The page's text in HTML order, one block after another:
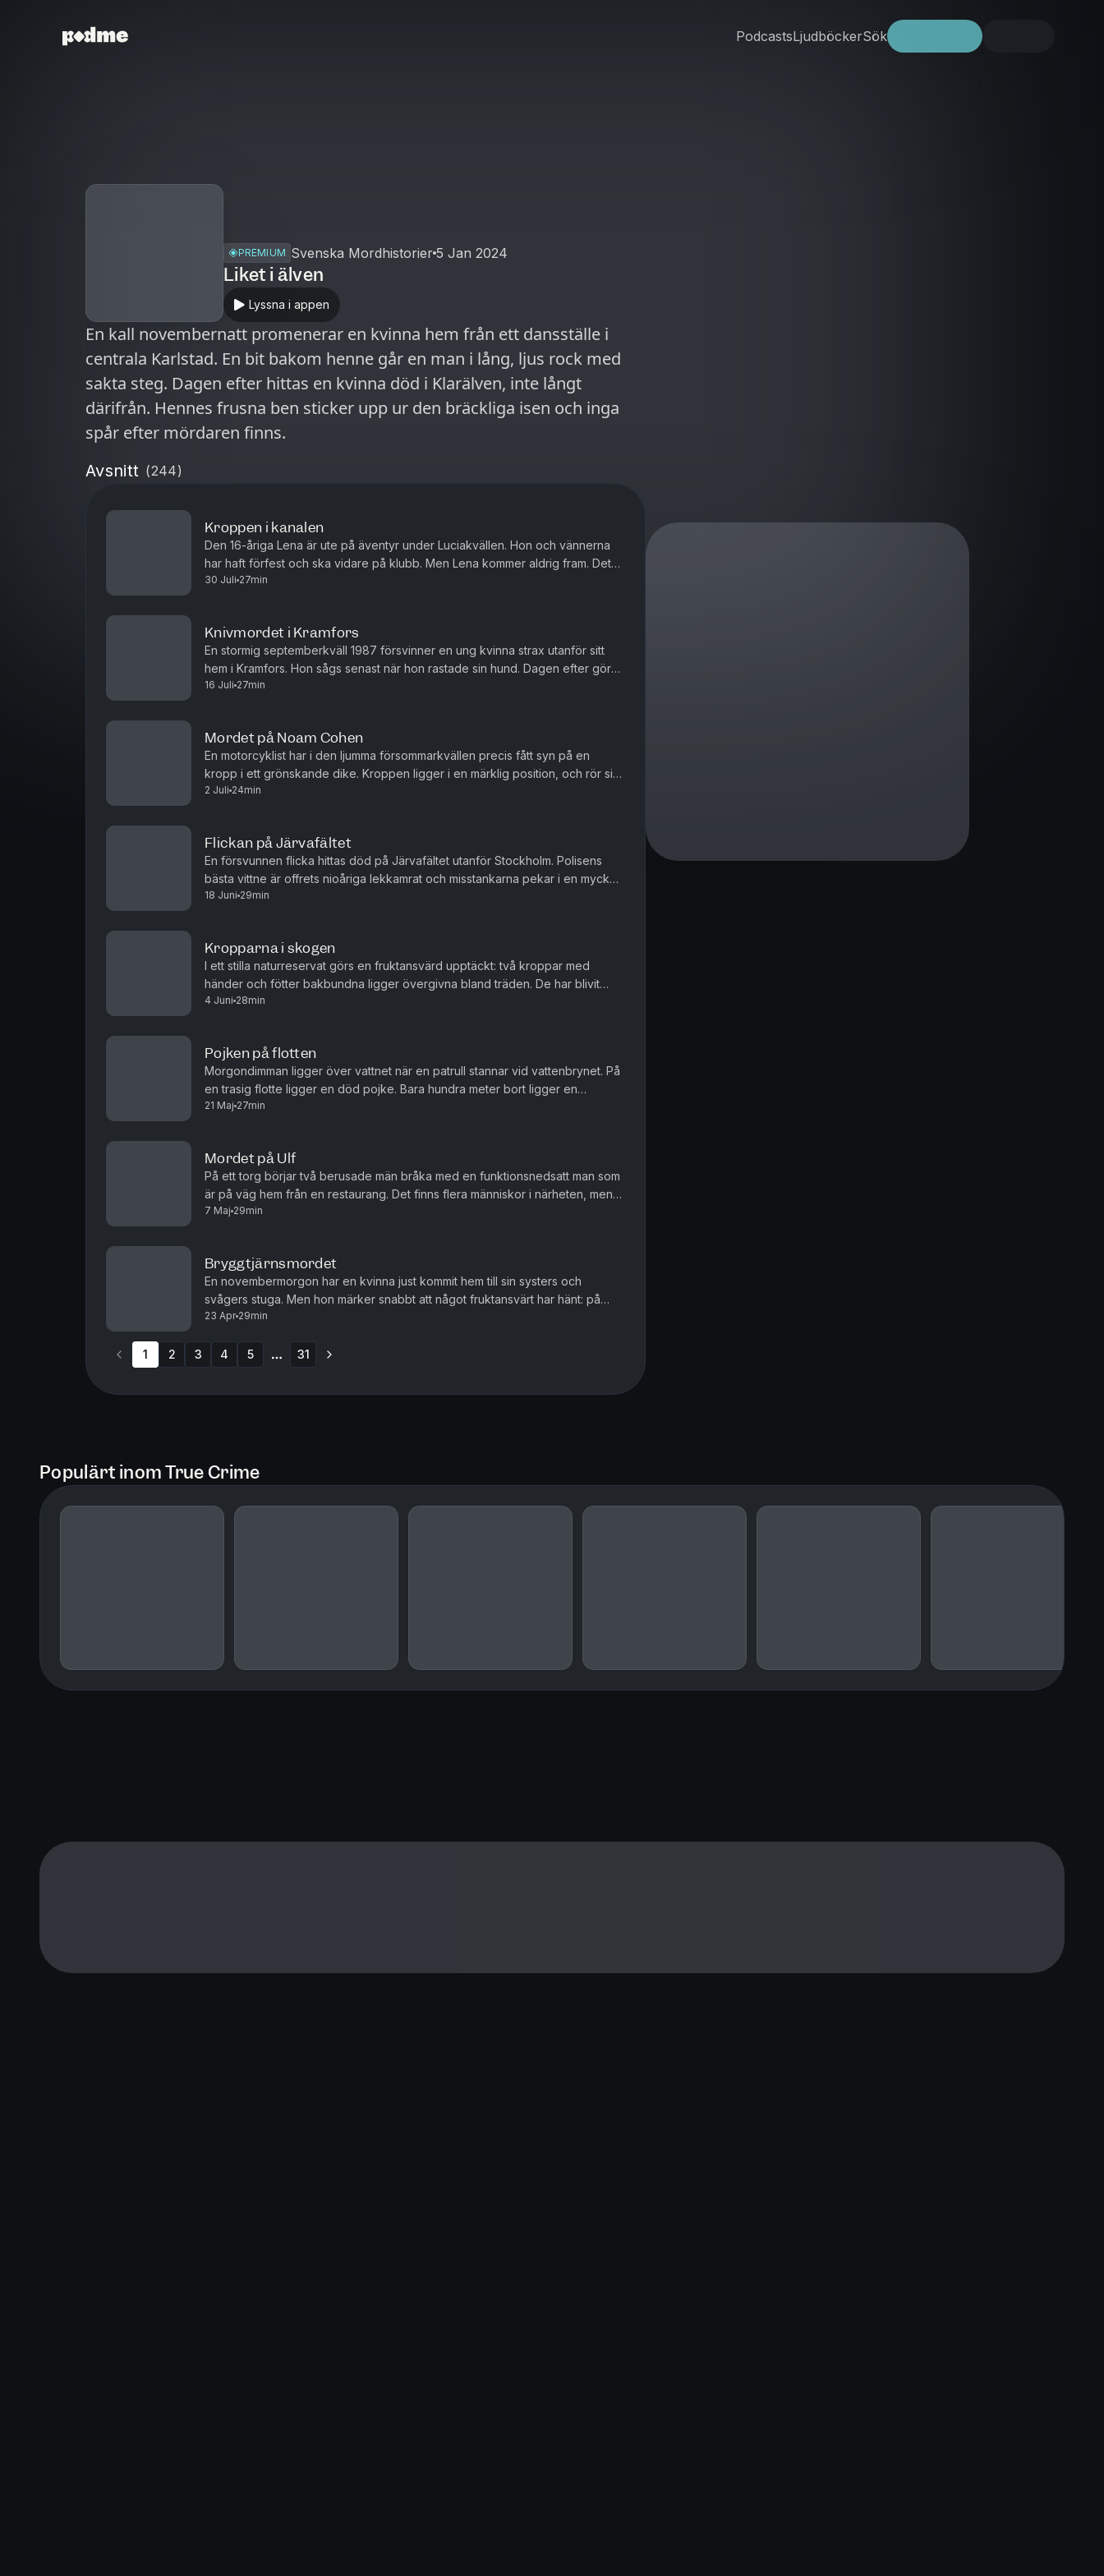
PodcastsLjudböckerSök
PREMIUM Svenska Mordhistorier 5 Jan 2024
Liket i älven
Lyssna i appen
En kall novembernatt promenerar en kvinna hem från ett dansställe i
centrala Karlstad. En bit bakom henne går en man i lång, ljus rock med
sakta steg. Dagen efter hittas en kvinna död i Klarälven, inte långt
därifrån. Hennes frusna ben sticker upp ur den bräckliga isen och inga
spår efter mördaren finns.
Avsnitt (244)
Kroppen i kanalen
Den 16-åriga Lena är ute på äventyr under Luciakvällen. Hon och vännerna
har haft förfest och ska vidare på klubb. Men Lena kommer aldrig fram. Det
hela avskrivs först som en olycka. Men när en annan ...
30 Juli 27min
Knivmordet i Kramfors
En stormig septemberkväll 1987 försvinner en ung kvinna strax utanför sitt
hem i Kramfors. Hon sågs senast när hon rastade sin hund. Dagen efter görs
en förfärlig upptäckt som skakar staden i grunden ...
16 Juli 27min
Mordet på Noam Cohen
En motorcyklist har i den ljumma försommarkvällen precis fått syn på en
kropp i ett grönskande dike. Kroppen ligger i en märklig position, och rör sig
inte när han ropar. Bredvid den ligger en blodig ...
2 Juli 24min
Flickan på Järvafältet
En försvunnen flicka hittas död på Järvafältet utanför Stockholm. Polisens
bästa vittne är offrets nioåriga lekkamrat och misstankarna pekar i en mycket
ovanlig riktning. Men problemet är att polisen ...
18 Juni 29min
Kropparna i skogen
I ett stilla naturreservat görs en fruktansvärd upptäckt: två kroppar med
händer och fötter bakbundna ligger övergivna bland träden. De har blivit
brutalt mördade och har tortyrliknande skador. Polise...
4 Juni 28min
Pojken på flotten
Morgondimman ligger över vattnet när en patrull stannar vid vattenbrynet. På
en trasig flotte ligger en död pojke. Bara hundra meter bort ligger en
övergiven stuga, känd som ett tillhåll dit barn bruk...
21 Maj 27min
Mordet på Ulf
På ett torg börjar två berusade män bråka med en funktionsnedsatt man som
är på väg hem från en restaurang. Det finns flera människor i närheten, men
ingen vågar gripa in. Plötsligt ropar ena gärnings...
7 Maj 29min
Bryggtjärnsmordet
En novembermorgon har en kvinna just kommit hem till sin systers och
svågers stuga. Men hon märker snabbt att något fruktansvärt har hänt: på
golvet ligger makarna blodiga. De är döda. Bland byborna s...
23 Apr 29min
1 2 3 4 5 31
Populärt inom True Crime